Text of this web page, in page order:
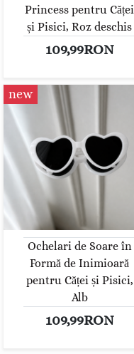
Princess pentru Căței
și Pisici, Roz deschis
109,99RON
new
Ochelari de Soare în
Formă de Inimioară
pentru Căței și Pisici,
Alb
109,99RON